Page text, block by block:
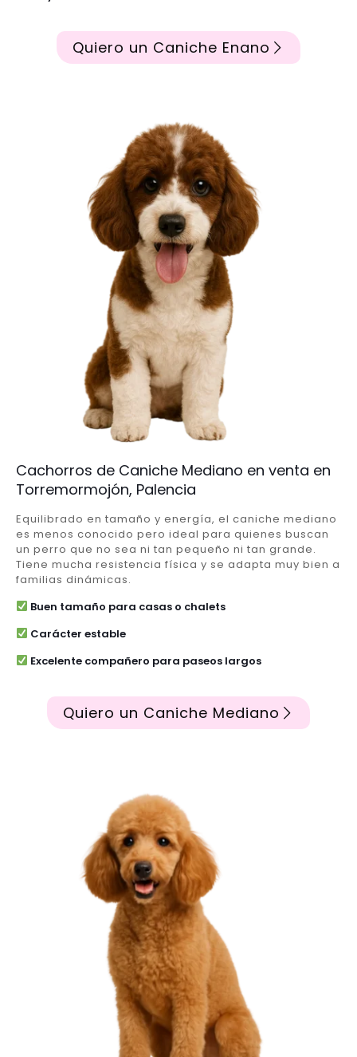
Quiero un Caniche Enano
Cachorros de Caniche Mediano en venta en
Torremormojón, Palencia
Equilibrado en tamaño y energía, el caniche mediano
es menos conocido pero ideal para quienes buscan
un perro que no sea ni tan pequeño ni tan grande.
Tiene mucha resistencia física y se adapta muy bien a
familias dinámicas.
Buen tamaño para casas o chalets
Carácter estable
Excelente compañero para paseos largos
Quiero un Caniche Mediano